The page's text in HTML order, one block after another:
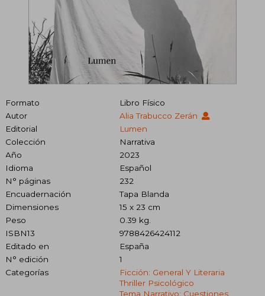
Formato
Libro Físico
Autor
Alia Trabucco Zerán
Editorial
Lumen
Colección
Narrativa
Año
2023
Idioma
Español
N° páginas
232
Encuadernación
Tapa Blanda
Dimensiones
15 x 23 cm
Peso
0.39 kg.
ISBN13
9788426424112
Editado en
España
N° edición
1
Categorías
Ficción: General Y Literaria
Thriller Psicológico
Tema Narrativo: Cuestiones